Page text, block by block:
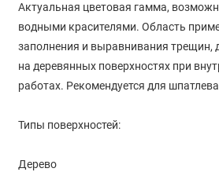
Актуальная цветовая гамма,
водными красителями. Область
заполнения и выравнивания трещин,
на деревянных поверхностях при
работах. Рекомендуется для
Типы поверхностей:
Дерево